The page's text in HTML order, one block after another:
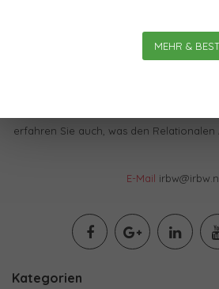
MEHR &
Im IBRW Shop finden Sie praktisch alles
erfahren Sie auch, was den Relationalen
E-Mail
Kategorien